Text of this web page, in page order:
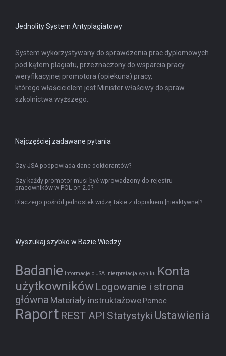
Jednolity System Antyplagiatowy
System wykorzystywany do sprawdzenia prac dyplomowych
pod kątem plagiatu, przeznaczony do wsparcia pracy
weryfikacyjnej promotora (opiekuna) pracy,
którego właścicielem jest Minister właściwy do spraw
szkolnictwa wyższego.
Najczęściej zadawane pytania
Czy JSA podpowiada dane doktorantów?
Czy każdy promotor musi być wprowadzony do rejestru
pracowników w POL-on 2.0?
Dlaczego pośród jednostek widzę takie z dopiskiem [nieaktywne]?
Wyszukaj szybko w Bazie Wiedzy
Badanie Informacje o JSA Interpretacja wyniku Konta
użytkowników Logowanie i strona
główna Materiały instruktażowe Pomoc
Raport REST API Statystyki Ustawienia